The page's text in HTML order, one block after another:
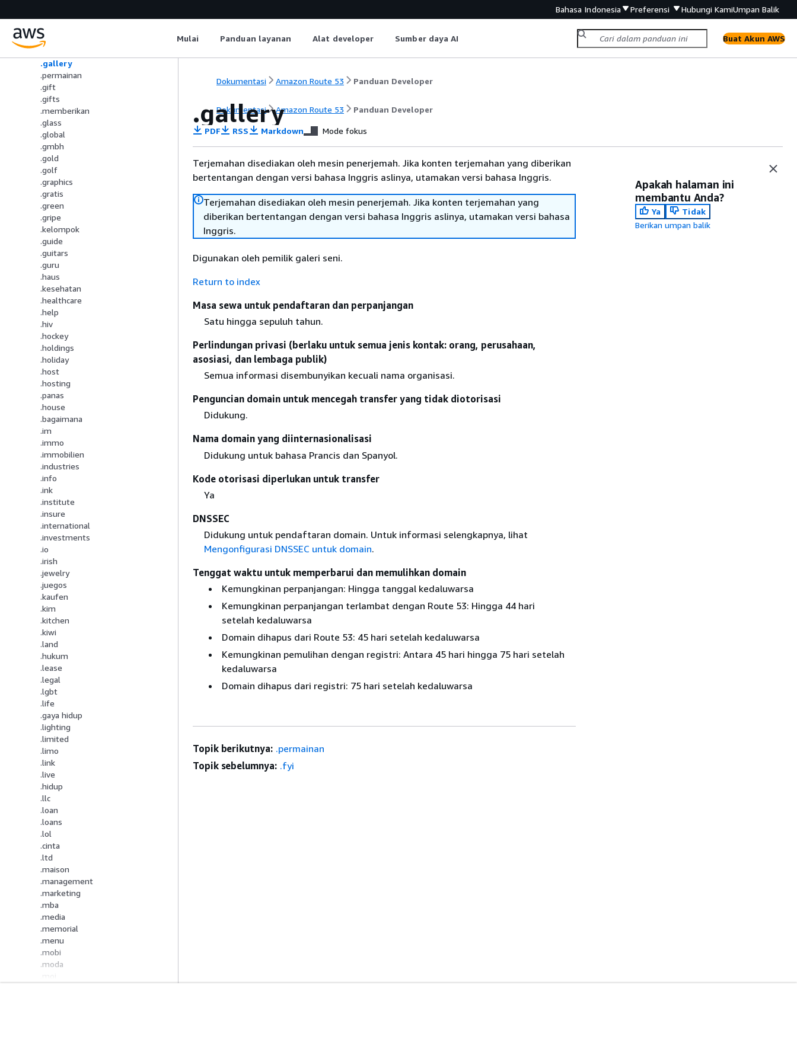
Bahasa Indonesia Preferensi Hubungi KamiUmpan Balik
Mulai Panduan layanan Alat developer Sumber daya AI Buat Akun AWS
.furniture
.futbol
.gallery
.permainan
.gift
.gifts
.memberikan
.glass
.global
.gmbh
.gold
.golf
.graphics
.gratis
.green
.gripe
.kelompok
.guide
.guitars
.guru
.haus
.kesehatan
.healthcare
.help
.hiv
.hockey
.holdings
.holiday
.host
.hosting
.panas
.house
.bagaimana
.im
.immo
.immobilien
.industries
.info
.ink
.institute
.insure
.international
.investments
.io
.irish
.jewelry
.juegos
.kaufen
.kim
.kitchen
.kiwi
.land
.hukum
.lease
.legal
.lgbt
.life
.gaya hidup
.lighting
.limited
.limo
.link
.live
.hidup
.llc
.loan
.loans
.lol
.cinta
.ltd
.maison
.management
.marketing
.mba
.media
.memorial
.menu
.mobi
.moda
.moi
Dokumentasi Amazon Route 53 Panduan Developer
Dokumentasi Amazon Route 53 Panduan Developer
.gallery
PDF RSS Markdown Mode fokus
Terjemahan disediakan oleh mesin penerjemah. Jika konten terjemahan yang diberikan
bertentangan dengan versi bahasa Inggris aslinya, utamakan versi bahasa Inggris.
Terjemahan disediakan oleh mesin penerjemah. Jika konten terjemahan yang
diberikan bertentangan dengan versi bahasa Inggris aslinya, utamakan versi bahasa
Inggris.
Digunakan oleh pemilik galeri seni.
Return to index
Masa sewa untuk pendaftaran dan perpanjangan
Satu hingga sepuluh tahun.
Perlindungan privasi (berlaku untuk semua jenis kontak: orang, perusahaan,
asosiasi, dan lembaga publik)
Semua informasi disembunyikan kecuali nama organisasi.
Penguncian domain untuk mencegah transfer yang tidak diotorisasi
Didukung.
Nama domain yang diinternasionalisasi
Didukung untuk bahasa Prancis dan Spanyol.
Kode otorisasi diperlukan untuk transfer
Ya
DNSSEC
Didukung untuk pendaftaran domain. Untuk informasi selengkapnya, lihat
Mengonfigurasi DNSSEC untuk domain.
Tenggat waktu untuk memperbarui dan memulihkan domain
Kemungkinan perpanjangan: Hingga tanggal kedaluwarsa
Kemungkinan perpanjangan terlambat dengan Route 53: Hingga 44 hari
setelah kedaluwarsa
Domain dihapus dari Route 53: 45 hari setelah kedaluwarsa
Kemungkinan pemulihan dengan registri: Antara 45 hari hingga 75 hari setelah
kedaluwarsa
Domain dihapus dari registri: 75 hari setelah kedaluwarsa
Apakah halaman ini
membantu Anda?
Ya
Tidak
Berikan umpan balik
Topik berikutnya: .permainan
Topik sebelumnya: .fyi